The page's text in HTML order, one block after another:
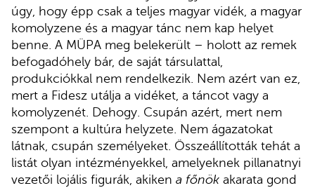
úgy, hogy épp csak a teljes magyar vidék, a magyar
komolyzene és a magyar tánc nem kap helyet
benne. A MÜPA meg belekerült – holott az remek
befogadóhely bár, de saját társulattal,
produkciókkal nem rendelkezik. Nem azért van ez,
mert a Fidesz utálja a vidéket, a táncot vagy a
komolyzenét. Dehogy. Csupán azért, mert nem
szempont a kultúra helyzete. Nem ágazatokat
látnak, csupán személyeket. Összeállították tehát a
listát olyan intézményekkel, amelyeknek pillanatnyi
vezetői lojális figurák, akiken a főnök akarata gond